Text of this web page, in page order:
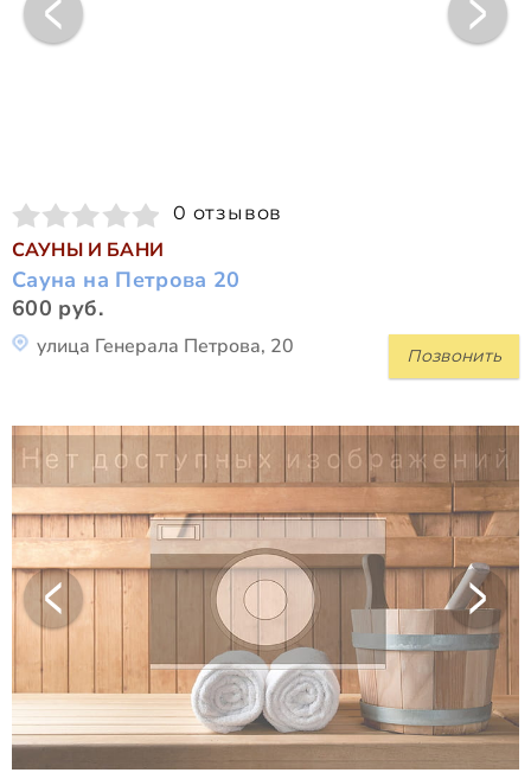
0 отзывов
САУНЫ И БАНИ
Сауна на Петрова 20
600 руб.
Позвонить
улица Генерала Петрова, 20